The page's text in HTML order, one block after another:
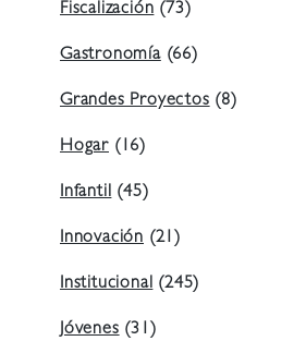
Fiscalización(73)
Gastronomía(66)
Grandes Proyectos(8)
Hogar (16)
Infantil(45)
Innovación (21)
Institucional(245)
Jóvenes(31)